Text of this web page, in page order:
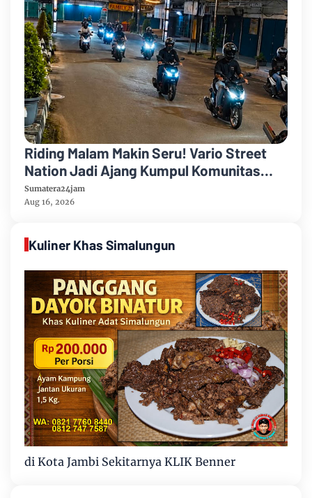
Riding Malam Makin Seru! Vario Street
Nation Jadi Ajang Kumpul Komunitas
Honda Vario Jambi
Sumatera24jam
Aug 16, 2026
Kuliner Khas Simalungun
di Kota Jambi Sekitarnya KLIK Benner